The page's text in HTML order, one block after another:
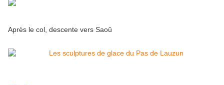
Après le col, descente vers Saoû